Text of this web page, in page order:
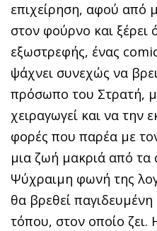
επιχείρηση, αφού από
στον φούρνο και ξέρει
εξωστρεφής, ένας
ψάχνει συνεχώς να
πρόσωπο του Στρατή,
χειραγωγεί και να την
φορές που παρέα με
μια ζωή μακριά από τα
Ψύχραιμη φωνή της
θα βρεθεί
τόπου, στον οποίο